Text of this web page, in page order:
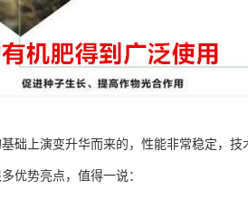
础上演变升华而来的，性能非常稳定，
优势亮点，值得一说：